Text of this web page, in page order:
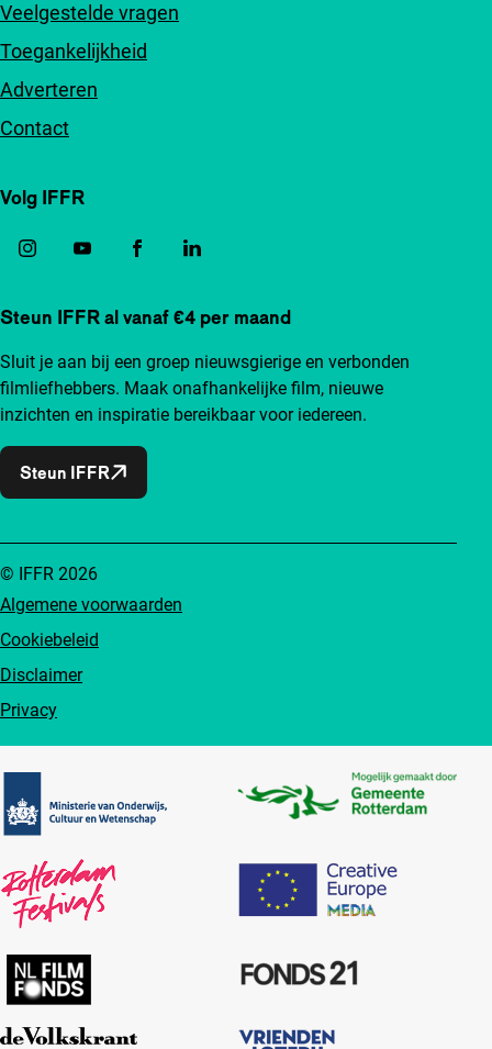
Veelgestelde vragen
Toegankelijkheid
Adverteren
Contact
Volg IFFR
Steun IFFR al vanaf €4 per maand
Sluit je aan bij een groep nieuwsgierige en verbonden
filmliefhebbers. Maak onafhankelijke film, nieuwe
inzichten en inspiratie bereikbaar voor iedereen.
Steun IFFR
Algemene voorwaarden
Cookiebeleid
Disclaimer
Privacy
© IFFR 2026